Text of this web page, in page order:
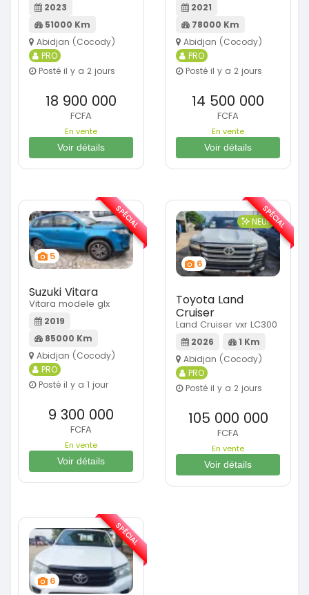
2023
51000 Km
Abidjan (Cocody)
PRO
Posté il y a 2 jours
18 900 000
FCFA
En vente
Voir détails
2021
78000 Km
Abidjan (Cocody)
PRO
Posté il y a 2 jours
14 500 000
FCFA
En vente
Voir détails
5
Suzuki Vitara
Vitara modele glx
2019
85000 Km
Abidjan (Cocody)
PRO
Posté il y a 1 jour
9 300 000
FCFA
En vente
Voir détails
SPÉCIAL
6
NEUF
Toyota Land
Cruiser
Land Cruiser vxr LC300
2026
1 Km
Abidjan (Cocody)
PRO
Posté il y a 2 jours
105 000 000
FCFA
En vente
Voir détails
SPÉCIAL
6
SPÉCIAL